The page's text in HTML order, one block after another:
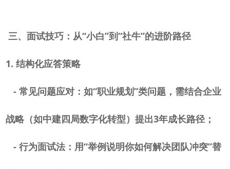
三、面试技巧：从“小白”到“社牛”的进阶路径
1.结构化应答策略
-常见问题应对：如“职业规划”类问题，需结合企业
战略（如中建四局数字化转型）提出3年成长路径；
-行为面试法：用“举例说明你如何解决团队冲突”替